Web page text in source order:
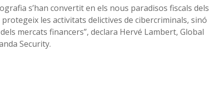
s’han convertit en els nous paradisos fiscals dels
les activitats delictives de cibercriminals, sinó
mercats financers”, declara Hervé Lambert, Global
Security.